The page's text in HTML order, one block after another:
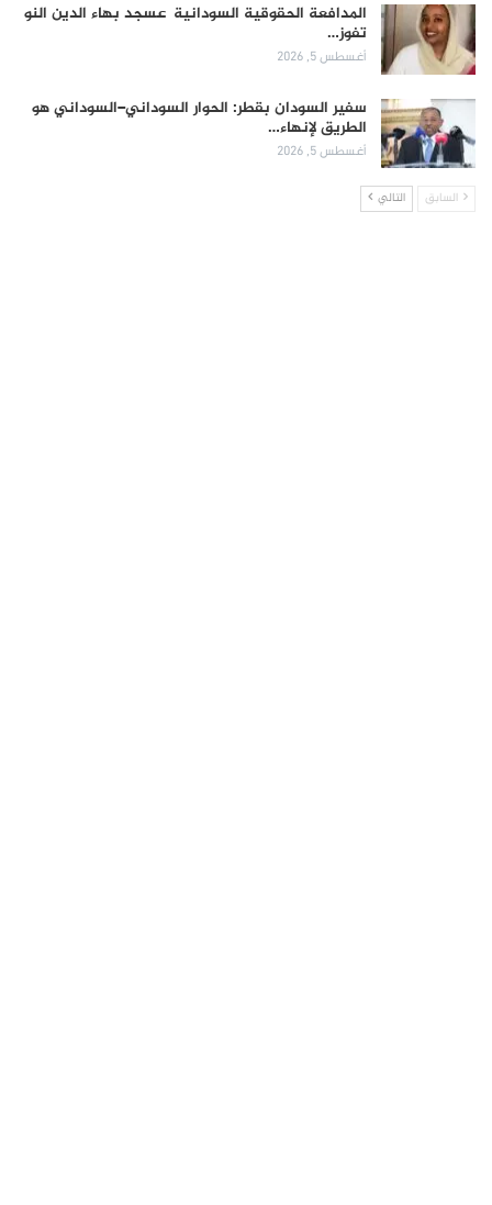
المدافعة الحقوقية السودانية عسجد بهاء الدين النو
تفوز…
أغسطس 5, 2026
سفير السودان بقطر: الحوار السوداني–السوداني هو
الطريق لإنهاء…
أغسطس 5, 2026
السابق التالي